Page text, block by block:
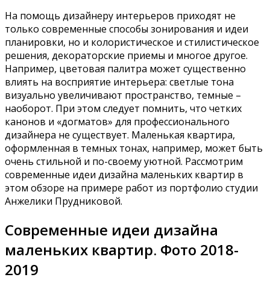
На помощь дизайнеру интерьеров приходят не
только современные способы зонирования и идеи
планировки, но и колористическое и стилистическое
решения, декораторские приемы и многое другое.
Например, цветовая палитра может существенно
влиять на восприятие интерьера: светлые тона
визуально увеличивают пространство, темные –
наоборот. При этом следует помнить, что четких
канонов и «догматов» для профессионального
дизайнера не существует. Маленькая квартира,
оформленная в темных тонах, например, может быть
очень стильной и по-своему уютной. Рассмотрим
современные идеи дизайна маленьких квартир в
этом обзоре на примере работ из портфолио студии
Анжелики Прудниковой.
Современные идеи дизайна
маленьких квартир. Фото 2018-
2019